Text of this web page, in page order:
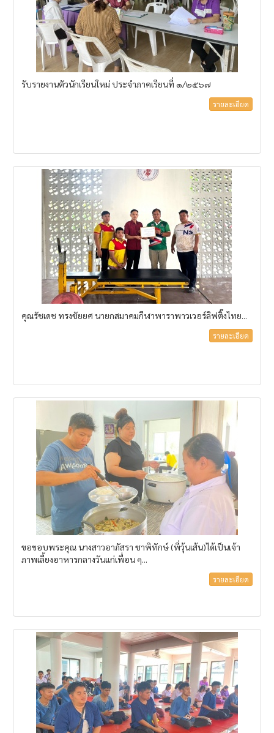
รับรายงานตัวนักเรียนใหม่ ประจำภาคเรียนที่ ๑/๒๕๖๗
รายละเอียด
คุณรัชเดช ทรงชัยยศ นายกสมาคมกีฬาพาราพาวเวอร์ลิฟติ๊งไทย...
รายละเอียด
ขอขอบพระคุณ นางสาวอาภัสรา ชาพิทักษ์ (พี่วุ้นเส้น)ได้เป็นเจ้า
ภาพเลี้ยงอาหารกลางวันแก่เพื่อน ๆ...
รายละเอียด